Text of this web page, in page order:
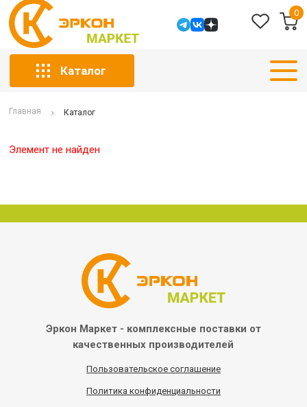
0
Каталог
Главная Каталог
Элемент не найден
Эркон Маркет - комплексные поставки от
качественных производителей
Пользовательское соглашение
Политика конфиденциальности